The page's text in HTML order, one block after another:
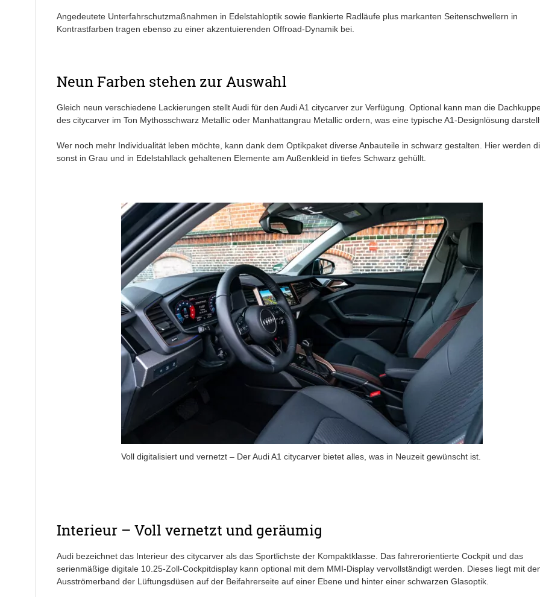
Angedeutete Unterfahrschutzmaßnahmen in Edelstahloptik sowie flankierte Radläufe plus markanten Seitenschwellern in
Kontrastfarben tragen ebenso zu einer akzentuierenden Offroad-Dynamik bei.
Neun Farben stehen zur Auswahl
Gleich neun verschiedene Lackierungen stellt Audi für den Audi A1 citycarver zur Verfügung. Optional kann man die
des citycarver im Ton Mythosschwarz Metallic oder Manhattangrau Metallic ordern, was eine typische A1-Designlösung
Wer noch mehr Individualität leben möchte, kann dank dem Optikpaket diverse Anbauteile in schwarz gestalten. Hier werden
sonst in Grau und in Edelstahllack gehaltenen Elemente am Außenkleid in tiefes Schwarz gehüllt.
Voll digitalisiert und vernetzt – Der Audi A1 citycarver bietet alles, was in Neuzeit gewünscht ist.
Interieur – Voll vernetzt und geräumig
Audi bezeichnet das Interieur des citycarver als das Sportlichste der Kompaktklasse. Das fahrerorientierte Cockpit und das
serienmäßige digitale 10.25-Zoll-Cockpitdisplay kann optional mit dem MMI-Display vervollständigt werden. Dieses liegt mit
Ausströmerband der Lüftungsdüsen auf der Beifahrerseite auf einer Ebene und hinter einer schwarzen Glasoptik.